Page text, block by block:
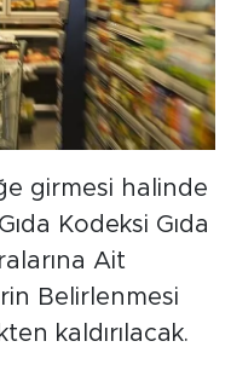
girmesi halinde
Kodeksi Gıda
Ait
Belirlenmesi
kaldırılacak.